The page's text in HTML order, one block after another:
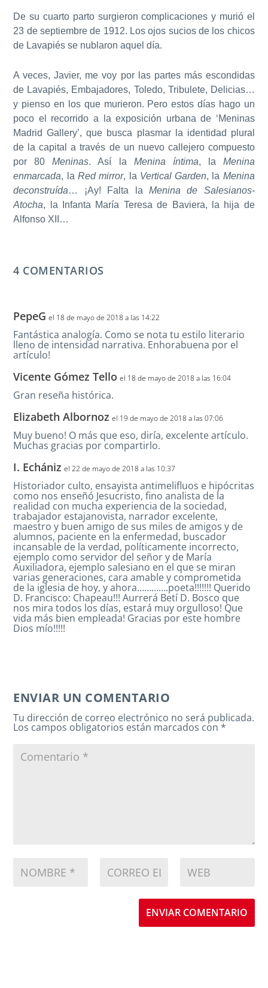
De su cuarto parto surgieron complicaciones y murió el
23 de septiembre de 1912. Los ojos sucios de los chicos
de Lavapiés se nublaron aquel día.
A veces, Javier, me voy por las partes más escondidas
de Lavapiés, Embajadores, Toledo, Tribulete, Delicias…
y pienso en los que murieron. Pero estos días hago un
poco el recorrido a la exposición urbana de ‘Meninas
Madrid Gallery’, que busca plasmar la identidad plural
de la capital a través de un nuevo callejero compuesto
por 80Meninas. Así la Menina íntima, la Menina
enmarcada, la Red mirror, la Vertical Garden, la Menina
deconstruída… ¡Ay! Falta la Menina de Salesianos-
Atocha, la Infanta María Teresa de Baviera, la hija de
Alfonso XII…
4 COMENTARIOS
PepeG el 18 de mayo de 2018 a las 14:22
Fantástica analogía. Como se nota tu estilo literario
lleno de intensidad narrativa. Enhorabuena por el
artículo!
Vicente Gómez Tello el 18 de mayo de 2018 a las 16:04
Gran reseña histórica.
Elizabeth Albornoz el 19 de mayo de 2018 a las 07:06
Muy bueno! O más que eso, diría, excelente artículo.
Muchas gracias por compartirlo.
I. Echániz el 22 de mayo de 2018 a las 10:37
Historiador culto, ensayista antimelifluos e hipócritas
como nos enseñó Jesucristo, fino analista de la
realidad con mucha experiencia de la sociedad,
trabajador estajanovista, narrador excelente,
maestro y buen amigo de sus miles de amigos y de
alumnos, paciente en la enfermedad, buscador
incansable de la verdad, políticamente incorrecto,
ejemplo como servidor del señor y de María
Auxiliadora, ejemplo salesiano en el que se miran
varias generaciones, cara amable y comprometida
de la iglesia de hoy, y ahora………….poeta!!!!!!! Querido
D. Francisco: Chapeau!!! Aurrerá Betí D. Bosco que
nos mira todos los días, estará muy orgulloso! Que
vida más bien empleada! Gracias por este hombre
Dios mío!!!!!
ENVIAR UN COMENTARIO
Tu dirección de correo electrónico no será publicada.
Los campos obligatorios están marcados con*
ENVIAR COMENTARIO